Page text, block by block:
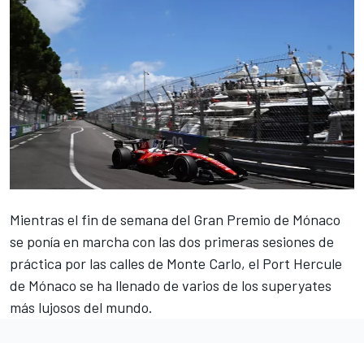
Mientras el fin de semana del Gran Premio de Mónaco
se ponía en marcha con las dos primeras sesiones de
práctica por las calles de Monte Carlo, el Port Hercule
de Mónaco se ha llenado de varios de los superyates
más lujosos del mundo.